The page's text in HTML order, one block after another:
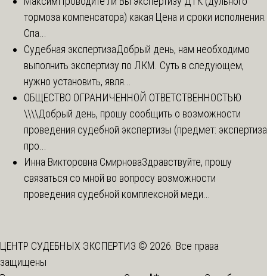
тормоза компенсатора) какая Цена и сроки исполнения.
Спа...
Судебная экспертизаДобрый день, нам необходимо
выполнить экспертизу по ЛКМ. Суть в следующем,
нужно установить, явля...
ОБЩЕСТВО ОГРАНИЧЕННОЙ ОТВЕТСТВЕННОСТЬЮ
\\\\Добрый день, прошу сообщить о возможности
проведения судебной экспертизы (предмет: экспертиза
про...
Инна Викторовна СмирноваЗдравствуйте, прошу
связаться со мной во вопросу возможности
проведения судебной комплексной меди...
ЦЕНТР СУДЕБНЫХ ЭКСПЕРТИЗ © 2026. Все права
защищены